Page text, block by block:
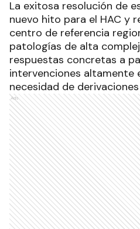
La exitosa resolución de
nuevo hito para el HAC y
centro de referencia
patologías de alta
respuestas concretas a
intervenciones altamente
necesidad de
Ads